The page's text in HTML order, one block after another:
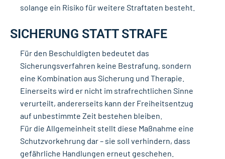
solange ein Risiko für weitere Straftaten besteht.
SICHERUNG STATT STRAFE
Für den Beschuldigten bedeutet das
Sicherungsverfahren keine Bestrafung, sondern
eine Kombination aus Sicherung und Therapie.
Einerseits wird er nicht im strafrechtlichen Sinne
verurteilt, andererseits kann der Freiheitsentzug
auf unbestimmte Zeit bestehen bleiben.
Für die Allgemeinheit stellt diese Maßnahme eine
Schutzvorkehrung dar – sie soll verhindern, dass
gefährliche Handlungen erneut geschehen.